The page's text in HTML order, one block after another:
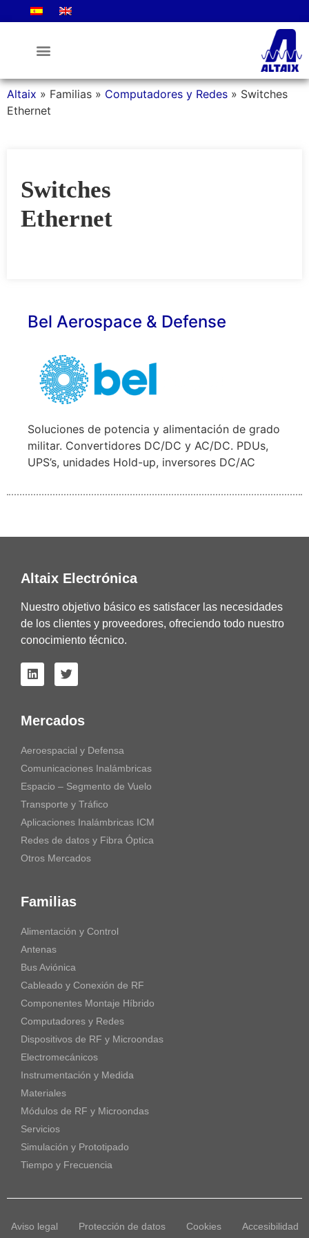
Altaix » Familias » Computadores y Redes » Switches
Ethernet
Switches
Ethernet
Bel Aerospace & Defense
Soluciones de potencia y alimentación de grado
militar. Convertidores DC/DC y AC/DC. PDUs,
UPS’s, unidades Hold-up, inversores DC/AC
Altaix Electrónica
Nuestro objetivo básico es satisfacer las necesidades
de los clientes y proveedores, ofreciendo todo nuestro
conocimiento técnico.
Mercados
Aeroespacial y Defensa
Comunicaciones Inalámbricas
Espacio – Segmento de Vuelo
Transporte y Tráfico
Aplicaciones Inalámbricas ICM
Redes de datos y Fibra Óptica
Otros Mercados
Familias
Alimentación y Control
Antenas
Bus Aviónica
Cableado y Conexión de RF
Componentes Montaje Híbrido
Computadores y Redes
Dispositivos de RF y Microondas
Electromecánicos
Instrumentación y Medida
Materiales
Módulos de RF y Microondas
Servicios
Simulación y Prototipado
Tiempo y Frecuencia
Aviso legal Protección de datos Cookies Accesibilidad